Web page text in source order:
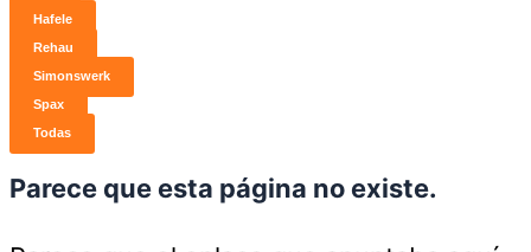
Hafele
Rehau
Simonswerk
Spax
Todas
Parece que esta página no existe.